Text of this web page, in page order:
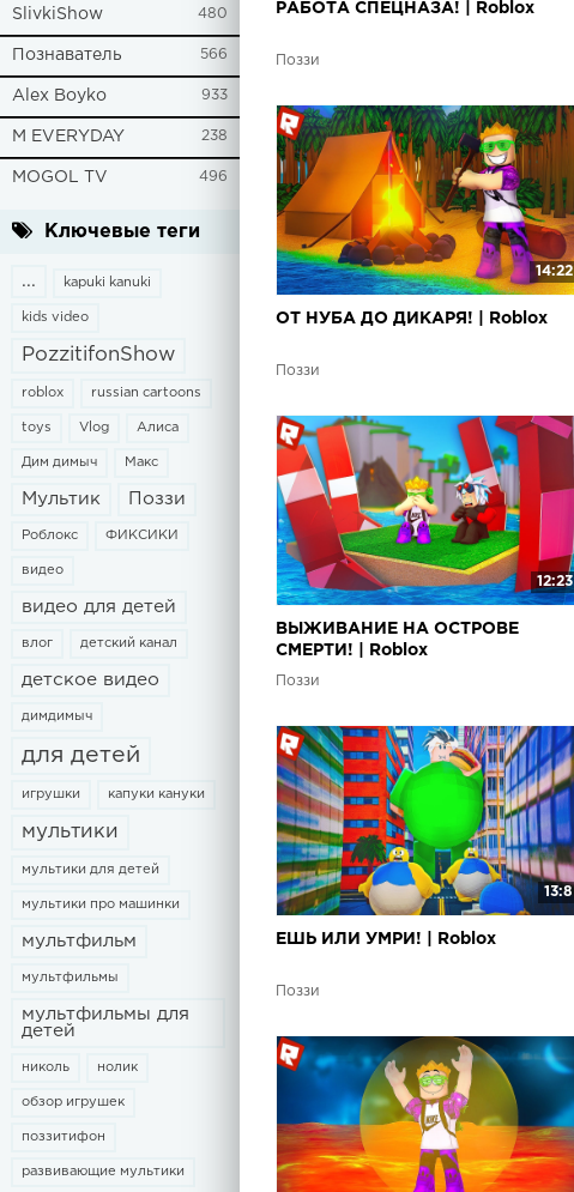
SlivkiShow 480
Познаватель 566
Alex Boyko 933
M EVERYDAY 238
MOGOL TV 496
Ключевые теги
... kapuki kanuki
kids video
PozzitifonShow
roblox russian cartoons
toys Vlog Алиса
Дим димыч Макс
Мультик Поззи
Роблокс ФИКСИКИ
видео
видео для детей
влог детский канал
детское видео
димдимыч
для детей
игрушки капуки кануки
мультики
мультики для детей
мультики про машинки
мультфильм
мультфильмы
мультфильмы для
детей
николь нолик
обзор игрушек
поззитифон
развивающие мультики
РАБОТА СПЕЦНАЗА! | Roblox
Поззи
14:22
ОТ НУБА ДО ДИКАРЯ! | Roblox
Поззи
12:23
ВЫЖИВАНИЕ НА ОСТРОВЕ
СМЕРТИ! | Roblox
Поззи
13:8
ЕШЬ ИЛИ УМРИ! | Roblox
Поззи